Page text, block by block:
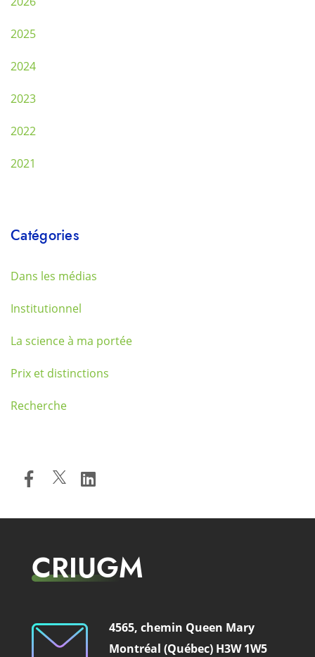
2025
2024
2023
2022
2021
Catégories
Dans les médias
Institutionnel
La science à ma portée
Prix et distinctions
Recherche
CRIUGM
4565, chemin Queen Mary
Montréal (Québec) H3W 1W5